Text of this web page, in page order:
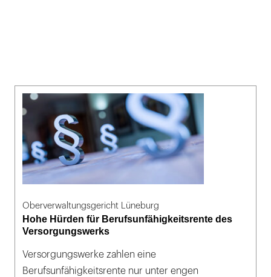
Oberverwaltungsgericht Lüneburg
Hohe Hürden für Berufsunfähigkeitsrente des
Versorgungswerks
Versorgungswerke zahlen eine
Berufsunfähigkeitsrente nur unter engen